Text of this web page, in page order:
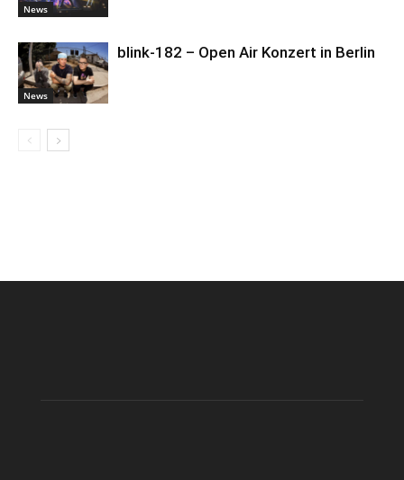
News
News
blink-182 – Open Air Konzert in Berlin